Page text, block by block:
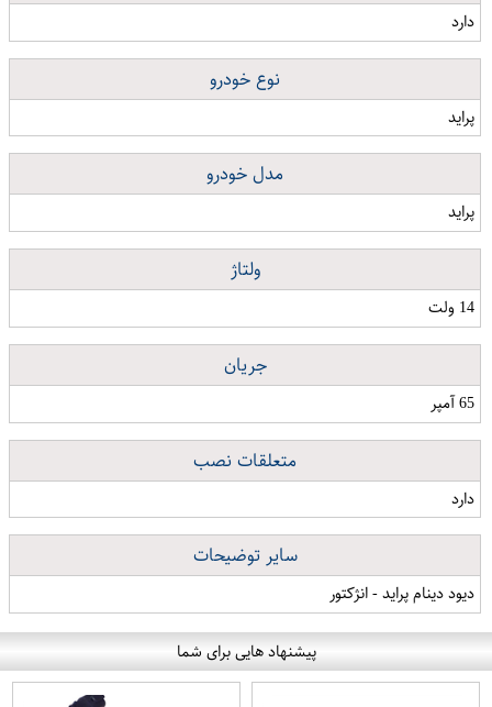
دارد
نوع خودرو
پراید
مدل خودرو
پراید
ولتاژ
14 ولت
جریان
65 آمپر
متعلقات نصب
دارد
سایر توضیحات
دیود دینام پراید - انژکتور
پیشنهاد هایی برای شما